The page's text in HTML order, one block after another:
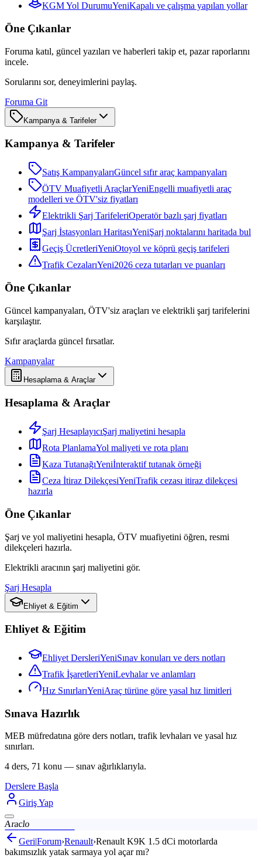
KGM Yol DurumuYeniKapalı ve çalışma yapılan yollar
Öne Çıkanlar
Foruma katıl, güncel yazıları ve haberleri takip et, pazar raporlarını
incele.
Sorularını sor, deneyimlerini paylaş.
Foruma Git
Kampanya & Tarifeler
Kampanya & Tarifeler
Satış KampanyalarıGüncel sıfır araç kampanyaları
ÖTV Muafiyetli AraçlarYeniEngelli muafiyetli araç
modelleri ve ÖTV'siz fiyatları
Elektrikli Şarj TarifeleriOperatör bazlı şarj fiyatları
Şarj İstasyonları HaritasıYeniŞarj noktalarını haritada bul
Geçiş ÜcretleriYeniOtoyol ve köprü geçiş tarifeleri
Trafik CezalarıYeni2026 ceza tutarları ve puanları
Öne Çıkanlar
Güncel kampanyaları, ÖTV'siz araçları ve elektrikli şarj tarifelerini
karşılaştır.
Sıfır araçlarda güncel fırsatlar.
Kampanyalar
Hesaplama & Araçlar
Hesaplama & Araçlar
Şarj HesaplayıcıŞarj maliyetini hesapla
Rota PlanlamaYol maliyeti ve rota planı
Kaza TutanağıYeniİnteraktif tutanak örneği
Ceza İtiraz DilekçesiYeniTrafik cezası itiraz dilekçesi
hazırla
Öne Çıkanlar
Şarj ve yol maliyetini hesapla, ÖTV muafiyetini öğren, resmi
dilekçeleri hazırla.
Elektrikli aracının şarj maliyetini gör.
Şarj Hesapla
Ehliyet & Eğitim
Ehliyet & Eğitim
Ehliyet DersleriYeniSınav konuları ve ders notları
Trafik İşaretleriYeniLevhalar ve anlamları
Hız SınırlarıYeniAraç türüne göre yasal hız limitleri
Sınava Hazırlık
MEB müfredatına göre ders notları, trafik levhaları ve yasal hız
sınırları.
4 ders, 71 konu — sınav ağırlıklarıyla.
Derslere Başla
Giriş Yap
Araclo
Geri|Forum›Renault›Renault K9K 1.5 dCi motorlarda
bakımsızlık yatak sarmaya yol açar mı?